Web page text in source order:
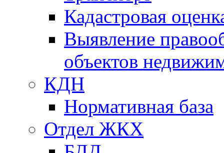
Кадастровая
Выявление
объектов
КДН
Нормативная база
Отдел ЖКХ